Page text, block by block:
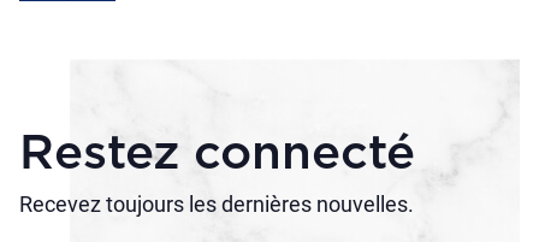
Restez connecté
Recevez toujours les dernières nouvelles.